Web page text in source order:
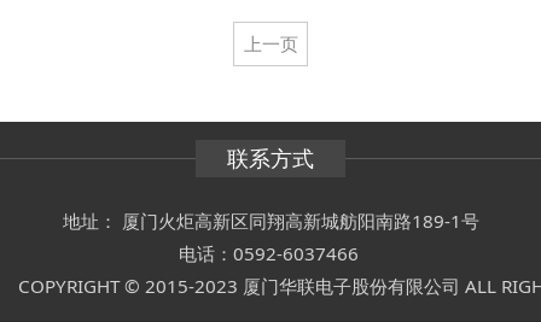
上一页
联系方式
地址： 厦门火炬高新区同翔高新城舫阳南路189-1号
电话：0592-6037466
COPYRIGHT © 2015-2023 厦门华联电子股份有限公司 ALL